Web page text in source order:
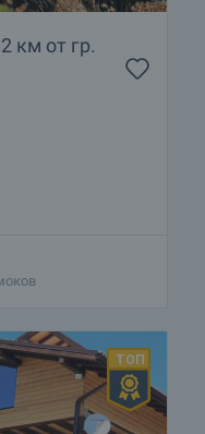
км от гр.